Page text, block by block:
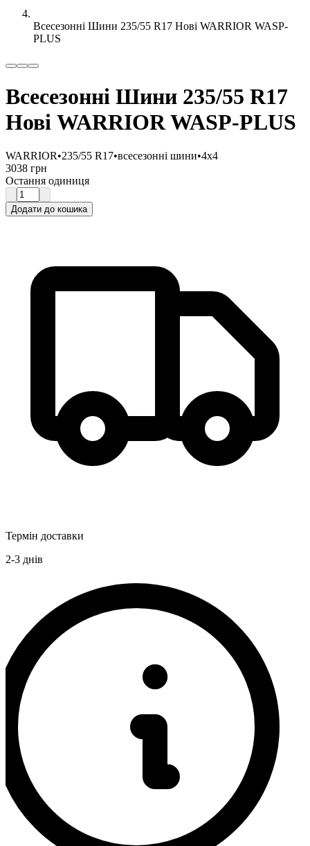
Всесезонні Шини 235/55 R17 Нові WARRIOR WASP-
PLUS
Всесезонні Шини 235/55 R17
Нові WARRIOR WASP-PLUS
WARRIOR•235/55 R17•всесезонні шини•4x4
3038 грн
Остання одиниця
Додати до кошика
Термін доставки
2-3 днів